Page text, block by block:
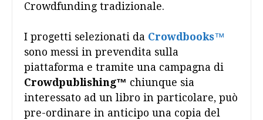
Crowdfunding tradizionale.
I progetti selezionati da Crowdbooks™
sono messi in prevendita sulla
piattaforma e tramite una campagna di
Crowdpublishing™ chiunque sia
interessato ad un libro in particolare, può
pre-ordinare in anticipo una copia del